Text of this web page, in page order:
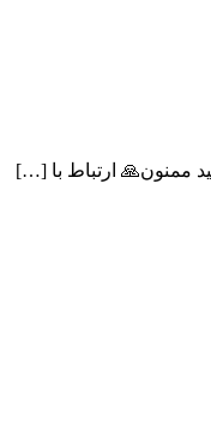
ممنون🙏 ارتباط با […]